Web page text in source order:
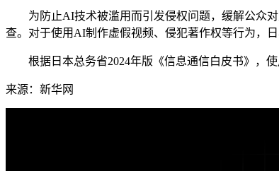
为防止AI技术被滥用而引发侵权问题，缓解公众对
查。对于使用AI制作虚假视频、侵犯著作权等行为，
根据日本总务省2024年版《信息通信白皮书》，使
来源：新华网